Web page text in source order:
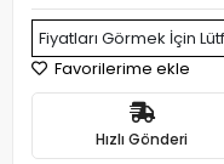
Fiyatları Görmek İçin
Favorilerime ekle
Hızlı Gönderi